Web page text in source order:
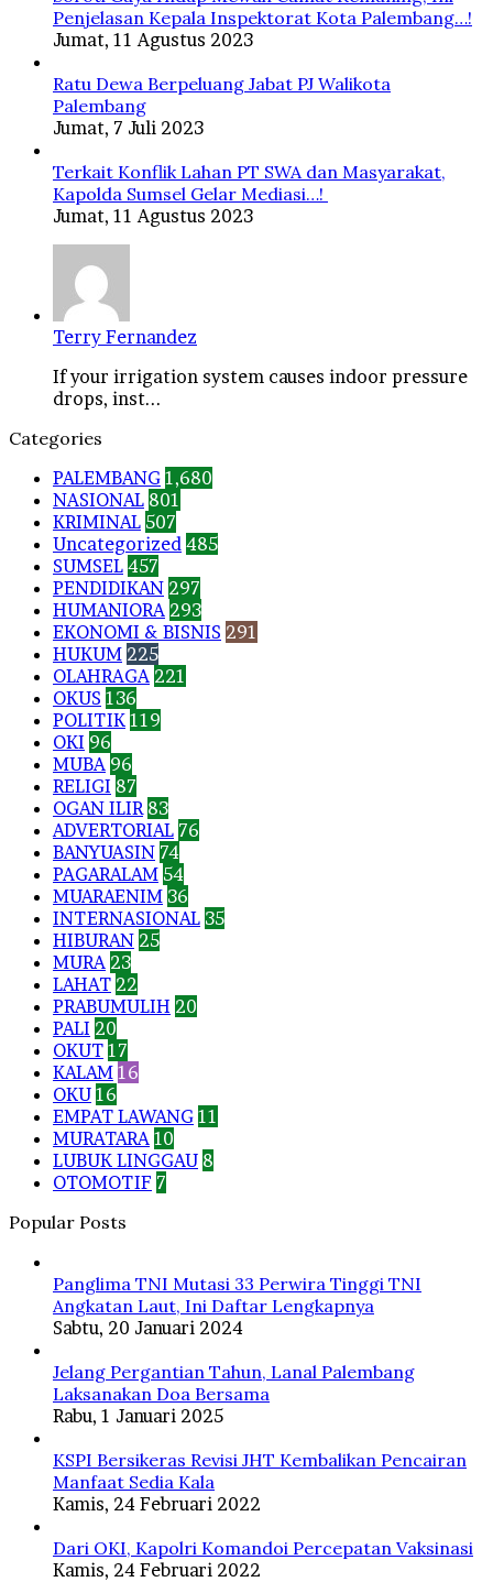
Penjelasan Kepala Inspektorat Kota Palembang…!
Jumat, 11 Agustus 2023
Ratu Dewa Berpeluang Jabat PJ Walikota
Palembang
Jumat, 7 Juli 2023
Terkait Konflik Lahan PT SWA dan Masyarakat,
Kapolda Sumsel Gelar Mediasi…!
Jumat, 11 Agustus 2023
Terry Fernandez
If your irrigation system causes indoor pressure
drops, inst...
Categories
PALEMBANG 1,680
NASIONAL 801
KRIMINAL 507
Uncategorized 485
SUMSEL 457
PENDIDIKAN 297
HUMANIORA 293
EKONOMI & BISNIS 291
HUKUM 225
OLAHRAGA 221
OKUS 136
POLITIK 119
OKI 96
MUBA 96
RELIGI 87
OGAN ILIR 83
ADVERTORIAL 76
BANYUASIN 74
PAGARALAM 54
MUARAENIM 36
INTERNASIONAL 35
HIBURAN 25
MURA 23
LAHAT 22
PRABUMULIH 20
PALI 20
OKUT 17
KALAM 16
OKU 16
EMPAT LAWANG 11
MURATARA 10
LUBUK LINGGAU 8
OTOMOTIF 7
Popular Posts
Panglima TNI Mutasi 33 Perwira Tinggi TNI
Angkatan Laut, Ini Daftar Lengkapnya
Sabtu, 20 Januari 2024
Jelang Pergantian Tahun, Lanal Palembang
Laksanakan Doa Bersama
Rabu, 1 Januari 2025
KSPI Bersikeras Revisi JHT Kembalikan Pencairan
Manfaat Sedia Kala
Kamis, 24 Februari 2022
Dari OKI, Kapolri Komandoi Percepatan Vaksinasi
Kamis, 24 Februari 2022